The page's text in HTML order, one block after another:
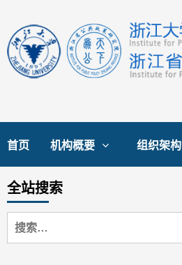
content
首页 机构概要 组织架构
全站搜索
搜
索：